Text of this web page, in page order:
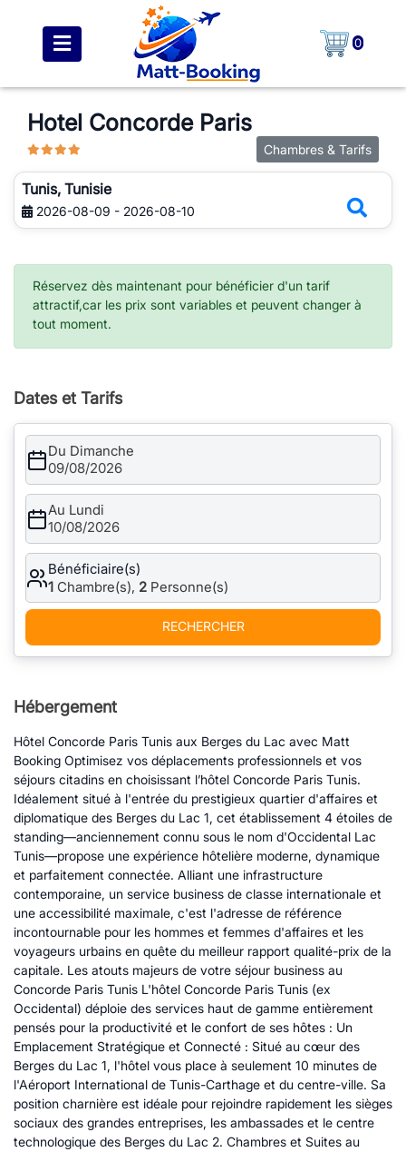
0
Hotel Concorde Paris
Chambres & Tarifs
Tunis, Tunisie
2026-08-09 - 2026-08-10
Réservez dès maintenant pour bénéficier d'un tarif
attractif,car les prix sont variables et peuvent changer à
tout moment.
Dates et Tarifs
Du Dimanche
09/08/2026
Au Lundi
10/08/2026
Bénéficiaire(s)
1 Chambre(s), 2 Personne(s)
RECHERCHER
Hébergement
Hôtel Concorde Paris Tunis aux Berges du Lac avec Matt
Booking Optimisez vos déplacements professionnels et vos
séjours citadins en choisissant l’hôtel Concorde Paris Tunis.
Idéalement situé à l'entrée du prestigieux quartier d'affaires et
diplomatique des Berges du Lac 1, cet établissement 4 étoiles de
standing—anciennement connu sous le nom d'Occidental Lac
Tunis—propose une expérience hôtelière moderne, dynamique
et parfaitement connectée. Alliant une infrastructure
contemporaine, un service business de classe internationale et
une accessibilité maximale, c'est l'adresse de référence
incontournable pour les hommes et femmes d'affaires et les
voyageurs urbains en quête du meilleur rapport qualité-prix de la
capitale. Les atouts majeurs de votre séjour business au
Concorde Paris Tunis L'hôtel Concorde Paris Tunis (ex
Occidental) déploie des services haut de gamme entièrement
pensés pour la productivité et le confort de ses hôtes : Un
Emplacement Stratégique et Connecté : Situé au cœur des
Berges du Lac 1, l'hôtel vous place à seulement 10 minutes de
l'Aéroport International de Tunis-Carthage et du centre-ville. Sa
position charnière est idéale pour rejoindre rapidement les sièges
sociaux des grandes entreprises, les ambassades et le centre
technologique des Berges du Lac 2. Chambres et Suites au